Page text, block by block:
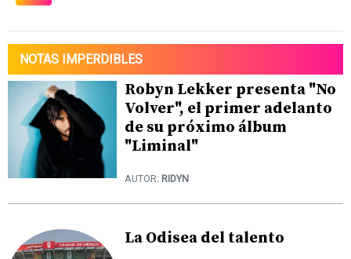
NOTAS IMPERDIBLES
Robyn Lekker presenta "No
Volver", el primer adelanto
de su próximo álbum
"Liminal"
AUTOR:RIDYN
La Odisea del talento